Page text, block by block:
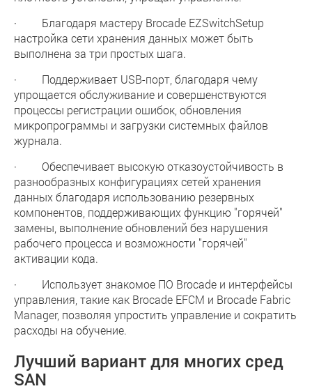
· Благодаря мастеру Brocade EZSwitchSetup
настройка сети хранения данных может быть
выполнена за три простых шага.
· Поддерживает USB-порт, благодаря чему
упрощается обслуживание и совершенствуются
процессы регистрации ошибок, обновления
микропрограммы и загрузки системных файлов
журнала.
· Обеспечивает высокую отказоустойчивость в
разнообразных конфигурациях сетей хранения
данных благодаря использованию резервных
компонентов, поддерживающих функцию "горячей"
замены, выполнение обновлений без нарушения
рабочего процесса и возможности "горячей"
активации кода.
· Использует знакомое ПО Brocade и интерфейсы
управления, такие как Brocade EFCM и Brocade Fabric
Manager, позволяя упростить управление и сократить
расходы на обучение.
Лучший вариант для многих сред
SAN